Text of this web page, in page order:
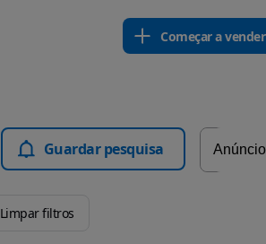
Começar a vender
Guardar pesquisa
Limpar filtros